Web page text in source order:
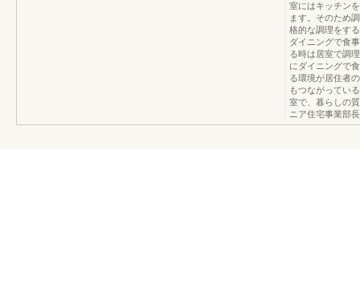
室にはキッチン
ます。そのため
格的な調理をす
ダイニングで食
る時は居室で調
にダイニングで
る環境が居住者
もつながってい
室で、暮らしの
ニア住宅事業部